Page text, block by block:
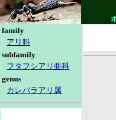
family
アリ科
subfamily
フタフシアリ亜科
genus
カレバラアリ属